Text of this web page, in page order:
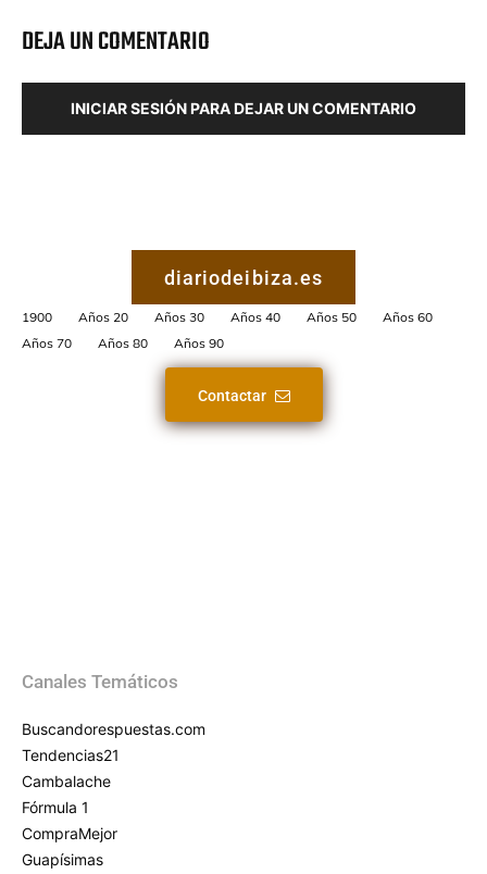
DEJA UN COMENTARIO
INICIAR SESIÓN PARA DEJAR UN COMENTARIO
diariodeibiza.es
1900 Años 20 Años 30 Años 40 Años 50
Años 60
Años 70
Años 80 Años 90
Contactar
Canales Temáticos
Buscandorespuestas.com
Tendencias21
Cambalache
Fórmula 1
CompraMejor
Guapísimas